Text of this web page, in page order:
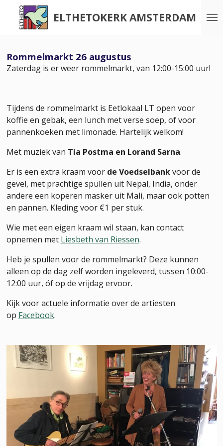
direct
hoofdinhoud
ELTHETOKERK AMSTERDAM
Rommelmarkt 26 augustus
Zaterdag is er weer rommelmarkt, van 12:00-15:00 uur!
Tijdens de rommelmarkt is Eetlokaal LT open voor
koffie en gebak, een lunch met verse soep, of voor
pannenkoeken met limonade. Hartelijk welkom!
Met muziek van Tia Postma en Lorand Sarna.
Er is een extra kraam voor de Voedselbankvoor de
gevel, met prachtige spullen uit Nepal, India, onder
andere een koperen masker uit Mali, maar ook potten
en pannen. Kleding voor €1 per stuk.
Wie met een eigen kraam wil staan, kan contact
opnemen met Liesbeth van Riessen.
Heb je spullen voor de rommelmarkt? Deze kunnen
alleen op de dag zelf worden ingeleverd, tussen 10:00-
12:00 uur, óf op de vrijdag ervoor.
Kijk voor actuele informatie over de artiesten
op Facebook.